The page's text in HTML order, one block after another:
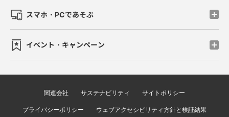
スマホ・PCであそぶ
イベント・キャンペーン
関連会社 サステナビリティ サイトポリシー
プライバシーポリシー ウェブアクセシビリティ方針と検証結果